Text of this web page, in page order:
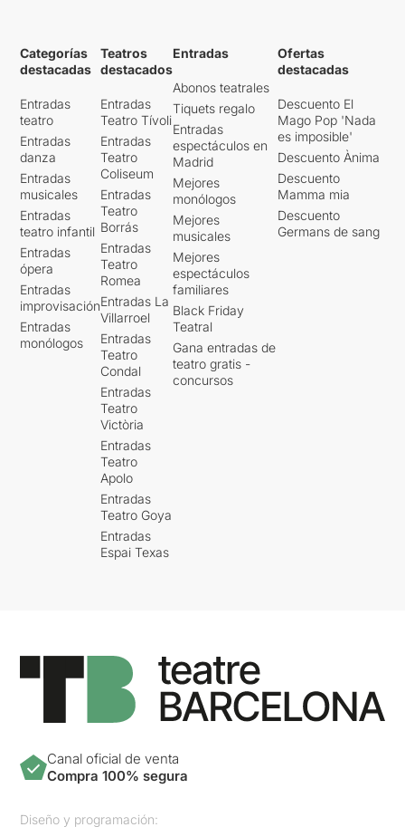
Categorías
destacadas
Entradas
teatro
Entradas
danza
Entradas
musicales
Entradas
teatro infantil
Entradas
ópera
Entradas
improvisación
Entradas
monólogos
Teatros
destacados
Entradas
Teatro Tívoli
Entradas
Teatro
Coliseum
Entradas
Teatro
Borrás
Entradas
Teatro
Romea
Entradas La
Villarroel
Entradas
Teatro
Condal
Entradas
Teatro
Victòria
Entradas
Teatro
Apolo
Entradas
Teatro Goya
Entradas
Espai Texas
Entradas
Abonos teatrales
Tiquets regalo
Entradas
espectáculos en
Madrid
Mejores
monólogos
Mejores
musicales
Mejores
espectáculos
familiares
Black Friday
Teatral
Gana entradas de
teatro gratis -
concursos
Ofertas
destacadas
Descuento El
Mago Pop 'Nada
es imposible'
Descuento Ànima
Descuento
Mamma mia
Descuento
Germans de sang
Canal oficial de venta
Compra 100% segura
Diseño y programación: